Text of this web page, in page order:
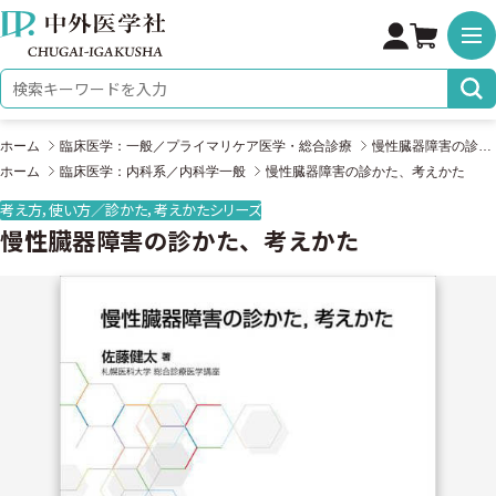
株式会社 中外医学社
検索キーワード
ホーム 臨床医学：一般／プライマリケア医学・総合診療
慢性臓器障害の診かた、考えかた
ホーム
臨床医学：内科系／内科学一般 慢性臓器障害の診かた、考えかた
考え方，使い方／診かた，考えかたシリーズ
慢性臓器障害の診かた、考えかた